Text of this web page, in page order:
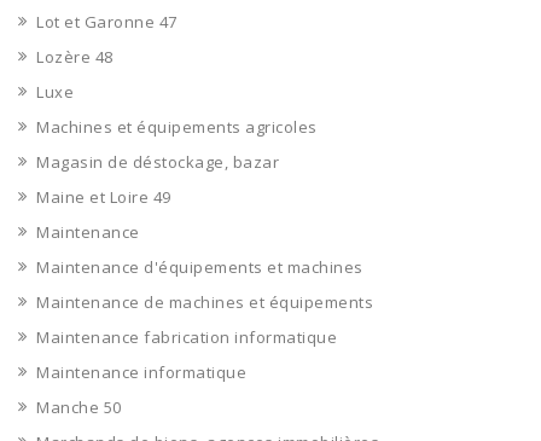
Lot et Garonne 47
Lozère 48
Luxe
Machines et équipements agricoles
Magasin de déstockage, bazar
Maine et Loire 49
Maintenance
Maintenance d'équipements et machines
Maintenance de machines et équipements
Maintenance fabrication informatique
Maintenance informatique
Manche 50